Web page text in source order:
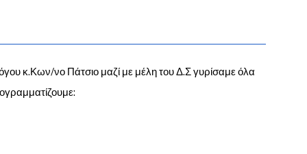
κ.Κων/νο Πάτσιο μαζί με μέλη του Δ.Σ γυρίσαμε όλα